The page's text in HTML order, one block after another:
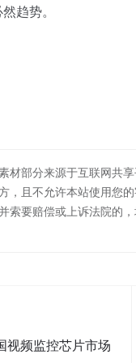
趋势。
材部分来源于互联网共
，且不允许本站使用您
索要赔偿或上诉法院的
视频监控芯片市场